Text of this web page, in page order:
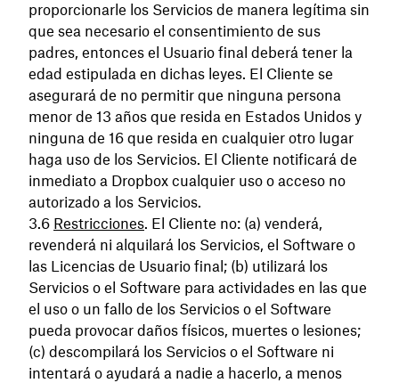
proporcionarle los Servicios de manera legítima sin
que sea necesario el consentimiento de sus
padres, entonces el Usuario final deberá tener la
edad estipulada en dichas leyes. El Cliente se
asegurará de no permitir que ninguna persona
menor de 13 años que resida en Estados Unidos y
ninguna de 16 que resida en cualquier otro lugar
haga uso de los Servicios. El Cliente notificará de
inmediato a Dropbox cualquier uso o acceso no
autorizado a los Servicios.
Restricciones. El Cliente no: (a) venderá,
revenderá ni alquilará los Servicios, el Software o
las Licencias de Usuario final; (b) utilizará los
Servicios o el Software para actividades en las que
el uso o un fallo de los Servicios o el Software
pueda provocar daños físicos, muertes o lesiones;
(c) descompilará los Servicios o el Software ni
intentará o ayudará a nadie a hacerlo, a menos